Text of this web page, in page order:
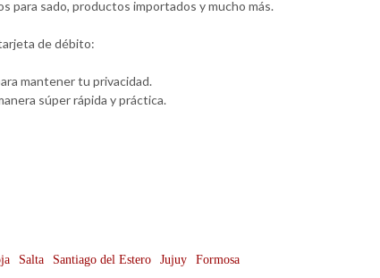
para sado, productos importados y mucho más.
de débito:
mantener tu privacidad.
súper rápida y práctica.
Salta Santiago del Estero Jujuy
Formosa